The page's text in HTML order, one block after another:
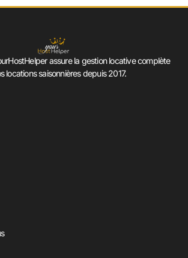
assure la gestion locative complète
locations saisonnières depuis 2017.